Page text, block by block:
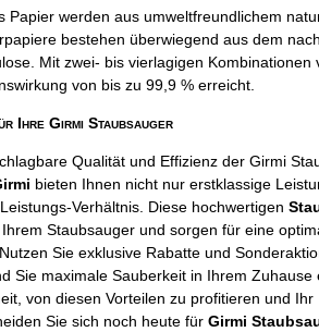
Papier werden aus umweltfreundlichem
bestehen überwiegend aus dem
Mit zwei- bis vierlagigen Kombinationen
von bis zu 99,9 % erreicht.
Ihre Girmi Staubsauger
Qualität und Effizienz der Girmi
bieten Ihnen nicht nur erstklassige
Verhältnis. Diese hochwertigen
Staubsauger und sorgen für eine
Sie exklusive Rabatte und
Sie maximale Sauberkeit in Ihrem Zuhause
von diesen Vorteilen zu profitieren und
Sie sich noch heute fürGirmi